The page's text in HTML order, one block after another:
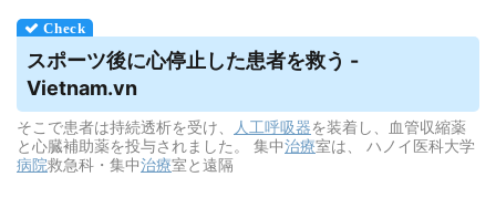
スポーツ後に心停止した患者を救う -
Vietnam.vn
そこで患者は持続透析を受け、 人工呼吸器を装着し、血管収縮薬
と心臓補助薬を投与されました。 集中治療室は、 ハノイ医科大学
病院救急科・集中治療室と遠隔